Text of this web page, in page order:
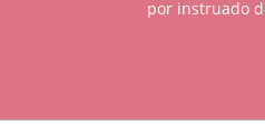
por instruado